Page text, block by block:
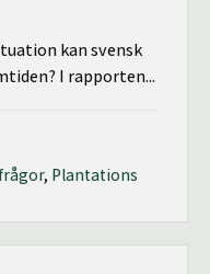
kan svensk
I rapporten...
, Plantations